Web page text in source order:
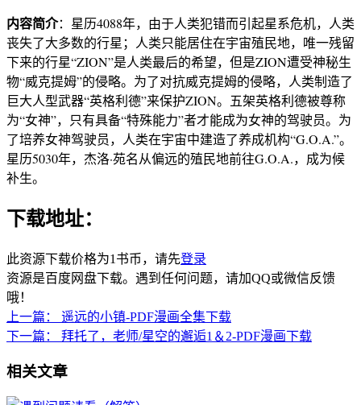
内容简介： 星历4088年，由于人类犯错而引起星系危机，人类
丧失了大多数的行星；人类只能居住在宇宙殖民地，唯一残留
下来的行星“ZION”是人类最后的希望，但是ZION遭受神秘生
物“威克提姆”的侵略。为了对抗威克提姆的侵略，人类制造了
巨大人型武器“英格利德”来保护ZION。五架英格利德被尊称
为“女神”，只有具备“特殊能力”者才能成为女神的驾驶员。为
了培养女神驾驶员，人类在宇宙中建造了养成机构“G.O.A.”。
星历5030年，杰洛·苑名从偏远的殖民地前往G.O.A.，成为候
补生。
下载地址：
此资源下载价格为1 书币，请先登录
资源是百度网盘下载。遇到任何问题，请加QQ或微信反馈
哦！
上一篇：
遥远的小镇-PDF漫画全集下载
下一篇：
拜托了，老师/星空的邂逅1＆2-PDF漫画下载
相关文章